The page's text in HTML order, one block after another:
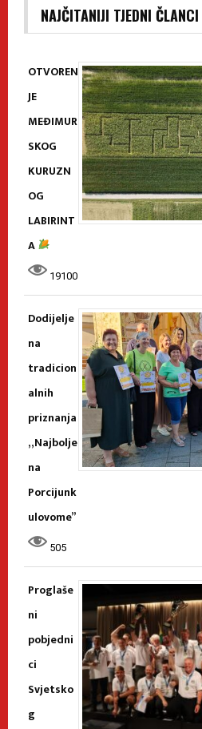
NAJČITANIJI TJEDNI ČLANCI
OTVOREN
JE
MEĐIMUR
SKOG
KURUZN
OG
LABIRINT
A
19100
Dodijelje
na
tradicion
alnih
priznanja
„Najbolje
na
Porcijunk
ulovome”
505
Proglaše
ni
pobjedni
ci
Svjetsko
g